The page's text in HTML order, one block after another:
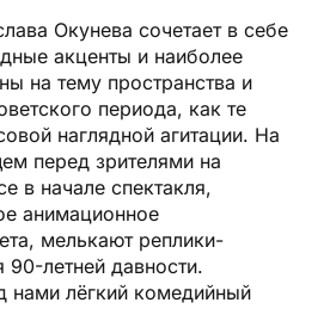
Окунева сочетает в себе
акценты и наиболее
на тему пространства и
периода, как те
наглядной агитации. На
перед зрителями на
в начале спектакля,
анимационное
мелькают реплики-
90-летней давности.
нами лёгкий комедийный